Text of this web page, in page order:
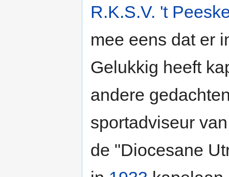
R.K.S.V. 't
mee eens dat er
Gelukkig heeft
andere
sportadviseur
de "Diocesane